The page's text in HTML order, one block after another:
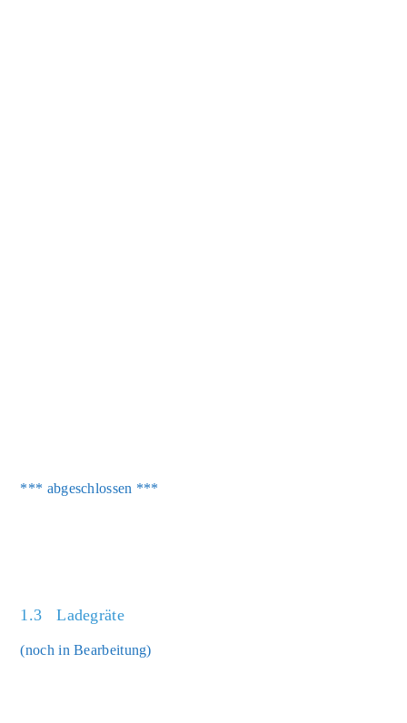
*** abge­schlos­sen ***
1.3 Ladegräte
(noch in Bear­bei­tung)